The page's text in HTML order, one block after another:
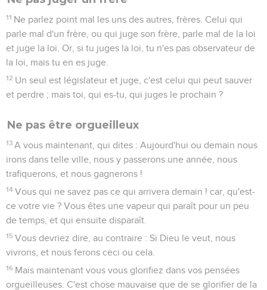
11 Ne parlez point mal les uns des autres, frères. Celui qui
parle mal d'un frère, ou qui juge son frère, parle mal de la loi
et juge la loi. Or, si tu juges la loi, tu n'es pas observateur de
la loi, mais tu en es juge.
12 Un seul est législateur et juge, c'est celui qui peut sauver
et perdre ; mais toi, qui es-tu, qui juges le prochain ?
Ne pas être orgueilleux
13 A vous maintenant, qui dites : Aujourd'hui ou demain nous
irons dans telle ville, nous y passerons une année, nous
trafiquerons, et nous gagnerons !
14 Vous qui ne savez pas ce qui arrivera demain ! car, qu'est-
ce votre vie ? Vous êtes une vapeur qui paraît pour un peu
de temps, et qui ensuite disparaît.
15 Vous devriez dire, au contraire : Si Dieu le veut, nous
vivrons, et nous ferons ceci ou cela.
16 Mais maintenant vous vous glorifiez dans vos pensées
orgueilleuses. C'est chose mauvaise que de se glorifier de la